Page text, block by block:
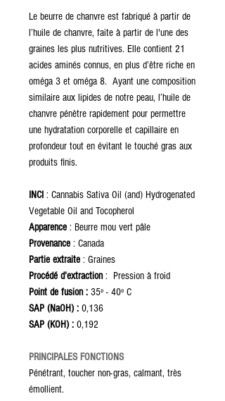
Le beurre de chanvre est fabriqué à partir de
l’huile de chanvre, faite à partir de l'une des
graines les plus nutritives. Elle contient 21
acides aminés connus, en plus d’être riche en
oméga 3 et oméga 8. Ayant une composition
similaire aux lipides de notre peau, l’huile de
chanvre pénètre rapidement pour permettre
une hydratation corporelle et capillaire en
profondeur tout en évitant le touché gras aux
produits finis.
INCI : Cannabis Sativa Oil (and) Hydrogenated
Vegetable Oil and Tocopherol
Apparence : Beurre mou vert pâle
Provenance : Canada
Partie extraite : Graines
Procédé d’extraction: Pression à froid
Point de fusion : 35º - 40º C
SAP (NaOH) : 0,136
SAP (KOH) : 0,192
PRINCIPALES FONCTIONS
Pénétrant, toucher non-gras, calmant, très
émollient.